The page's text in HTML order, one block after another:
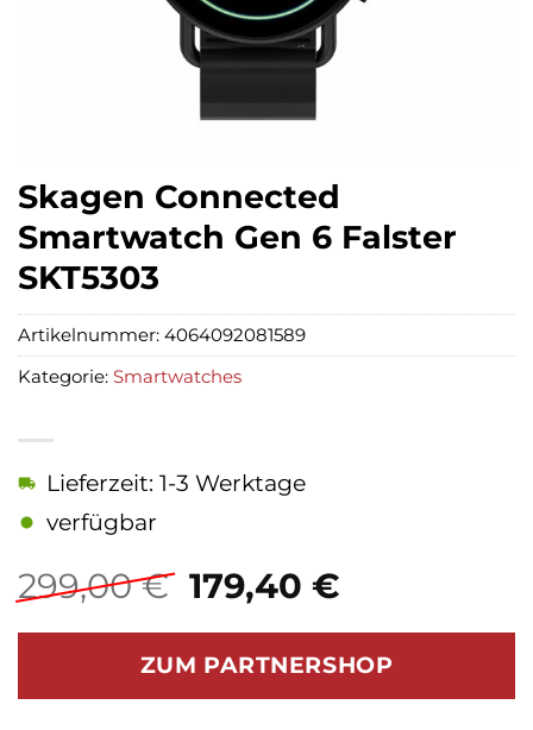
Skagen Connected
Smartwatch Gen 6 Falster
SKT5303
299,00€ Ursprünglicher
Preis
war:
299,00 €
179,40 €Aktueller
ist:
179,40 €.
Lieferzeit: 1-3 Werktage
verfügbar
ZUM PARTNERSHOP
Artikelnummer: 4064092081589
Kategorie: Smartwatches